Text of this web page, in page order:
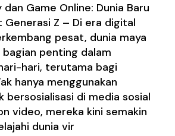
Game Online: Dunia Baru
Generasi Z – Di era digital
pesat, dunia maya
penting dalam
hari, terutama bagi
hanya menggunakan
bersosialisasi di media sosial
video, mereka kini semakin
dunia vir